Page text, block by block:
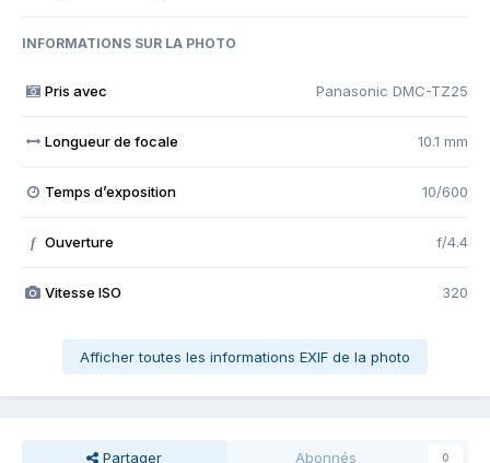
INFORMATIONS SUR LA PHOTO
Pris avec Panasonic DMC-TZ25
Longueur de focale 10.1 mm
Temps d’exposition 10/600
f Ouverture f/4.4
Vitesse ISO 320
Afficher toutes les informations EXIF de la photo
Partager Abonnés 0